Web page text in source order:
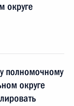
округе
полномочному
округе